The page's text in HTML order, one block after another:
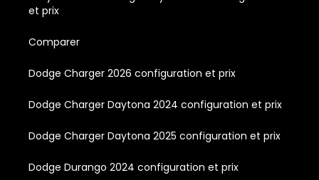
et prix
Comparer
Dodge Charger 2026 configuration et prix
Dodge Charger Daytona 2024 configuration et prix
Dodge Charger Daytona 2025 configuration et prix
Dodge Durango 2024 configuration et prix